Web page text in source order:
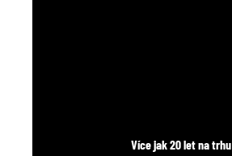
Více jak 20 let na trhu